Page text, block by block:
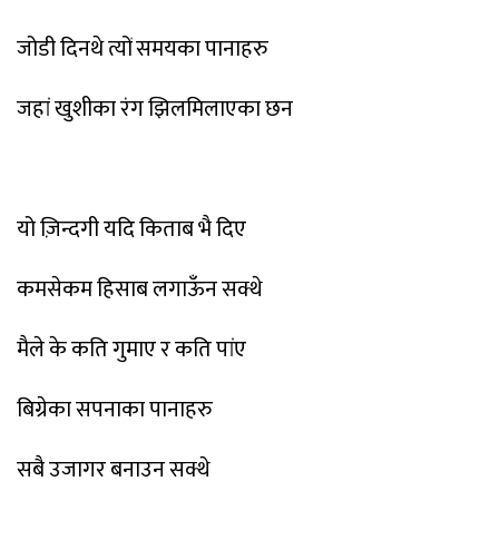
जोडी दिनथे त्यों समयका पानाहरु
जहां खुशीका रंग झिलमिलाएका छन
यो ज़िन्दगी यदि किताब भै दिए
कमसेकम हिसाब लगाऊँन सक्थे
मैले के कति गुमाए र कति पांए
बिग्रेका सपनाका पानाहरु
सबै उजागर बनाउन सक्थे